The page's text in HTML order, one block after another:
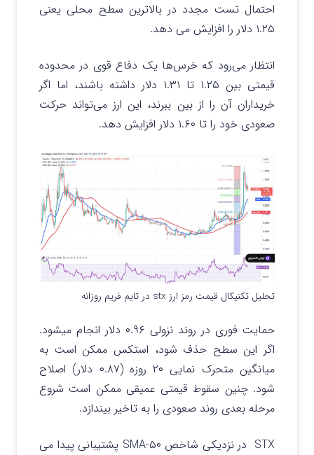
احتمال تست مجدد در بالاترین سطح محلی یعنی
۱.۲۵ دلار را افزایش می دهد.
انتظار می‌رود که خرس‌ها یک دفاع قوی در محدوده
قیمتی بین ۱.۲۵ تا ۱.۳۱ دلار داشته باشند، اما اگر
خریداران آن را از بین ببرند، این ارز می‌تواند حرکت
صعودی خود را تا ۱.۶۰ دلار افزایش دهد.
تحلیل تکنیکال قیمت رمز ارز stx در تایم فریم روزانه
حمایت فوری در روند نزولی ۰.۹۶ دلار انجام میشود.
اگر این سطح حذف شود، استکس ممکن است به
میانگین متحرک نمایی ۲۰ روزه (۰.۸۷ دلار) اصلاح
شود. چنین سقوط قیمتی عمیقی ممکن است شروع
مرحله بعدی روند صعودی را به تاخیر بیندازد.
STX در نزدیکی شاخص ۵۰-SMA پشتیبانی پیدا می